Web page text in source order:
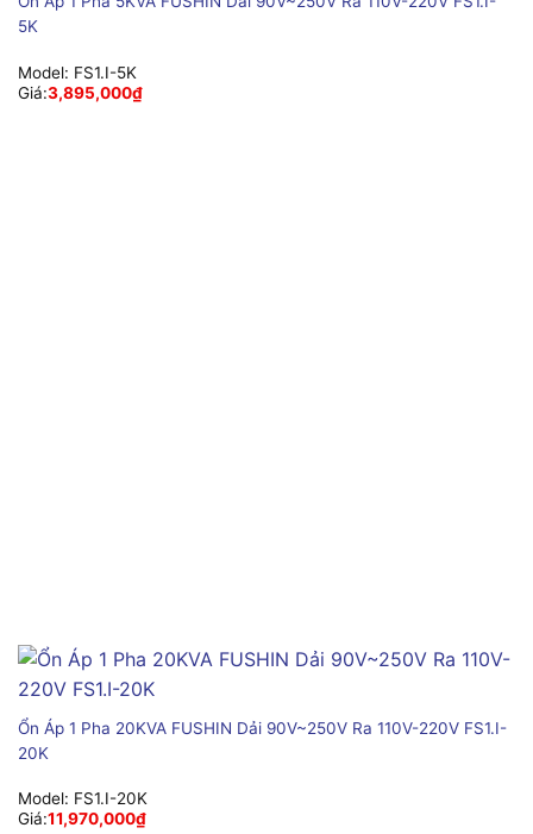
5K
Model: FS1.I-5K
Giá:3,895,000₫
Ổn Áp 1 Pha 20KVA FUSHIN Dải 90V~250V Ra 110V-220V FS1.I-
20K
Model: FS1.I-20K
Giá:11,970,000₫